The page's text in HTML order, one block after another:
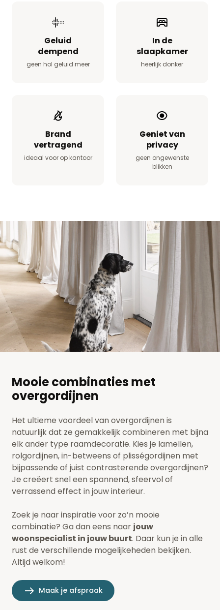
Geluid
dempend
geen hol geluid meer
In de
slaapkamer
heerlijk donker
Brand
vertragend
ideaal voor op kantoor
Geniet van
privacy
geen ongewenste
blikken
Mooie combinaties met
overgordijnen
Het ultieme voordeel van overgordijnen is
natuurlijk dat ze gemakkelijk combineren met bijna
elk ander type raamdecoratie. Kies je lamellen,
rolgordijnen, in-betweens of plisségordijnen met
bijpassende of juist contrasterende overgordijnen?
Je creëert snel een spannend, sfeervol of
verrassend effect in jouw interieur.
Zoek je naar inspiratie voor zo’n mooie
combinatie? Ga dan eens naar jouw
woonspecialist in jouw buurt. Daar kun je in alle
rust de verschillende mogelijkeheden bekijken.
Altijd welkom!
Maak je afspraak